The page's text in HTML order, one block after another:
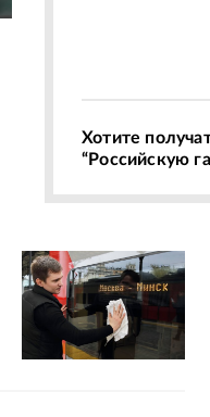
Хотите
“Российскую